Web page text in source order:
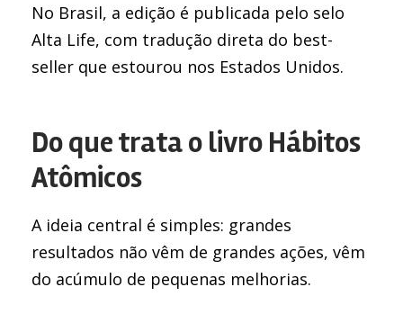
No Brasil, a edição é publicada pelo selo
Alta Life, com tradução direta do best-
seller que estourou nos Estados Unidos.
Do que trata o livro Hábitos
Atômicos
A ideia central é simples: grandes
resultados não vêm de grandes ações, vêm
do acúmulo de pequenas melhorias.